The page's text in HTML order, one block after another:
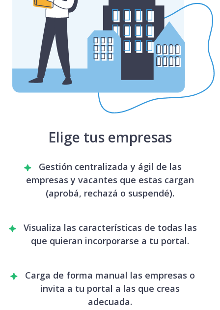
Elige tus empresas
Gestión centralizada y ágil de las
empresas y vacantes que estas cargan
(aprobá, rechazá o suspendé).
Visualiza las características de todas las
que quieran incorporarse a tu portal.
Carga de forma manual las empresas o
invita a tu portal a las que creas
adecuada.